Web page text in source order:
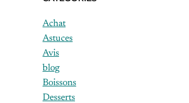
Achat
Astuces
Avis
blog
Boissons
Desserts